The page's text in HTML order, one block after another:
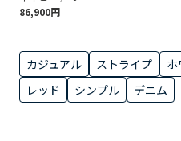
86,900円
カジュアル ストライプ ホ
レッド
シンプル デニム